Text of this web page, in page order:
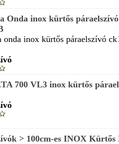
Onda inox kürtős
onda inox kürtős páraelszívó
700 VL3 inox kürtős
> 100cm-es INOX Kürtős